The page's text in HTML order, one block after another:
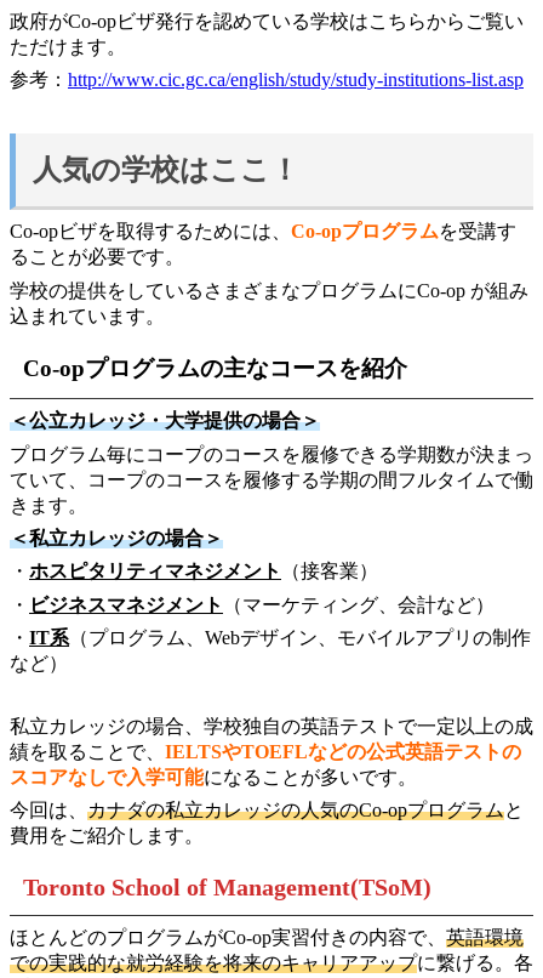
政府がCo-opビザ発行を認めている学校はこちらからご覧い
ただけます。
参考： http://www.cic.gc.ca/english/study/study-institutions-list.asp
人気の学校はここ！
Co-opビザを取得するためには、 Co-opプログラムを受講す
ることが必要です。
学校の提供をしているさまざまなプログラムにCo-op が組み
込まれています。
Co-opプログラムの主なコースを紹介
＜公立カレッジ・大学提供の場合＞
プログラム毎にコープのコースを履修できる学期数が決まっ
ていて、コープのコースを履修する学期の間フルタイムで働
きます。
＜私立カレッジの場合＞
・ ホスピタリティマネジメント
（接客業）
・ ビジネスマネジメント
（マーケティング、会計など）
・ IT系 （プログラム、Webデザイン、モバイルアプリの制作
など）
私立カレッジの場合、学校独自の英語テストで一定以上の成
績を取ることで、 IELTSやTOEFLなどの公式英語テストの
スコアなしで入学可能になることが多いです。
今回は、 カナダの私立カレッジの人気のCo-opプログラムと
費用をご紹介します。
Toronto School of Management(TSoM)
ほとんどのプログラムがCo-op実習付きの内容で、 英語環境
での実践的な就労経験を将来のキャリアアップに繋げる。各